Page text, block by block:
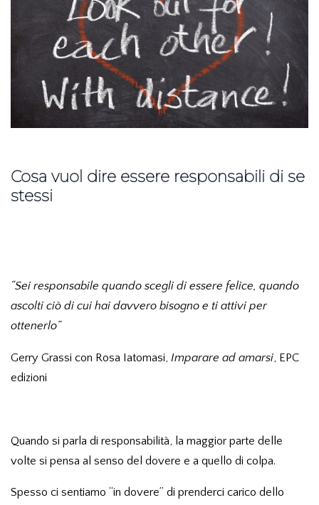
Cosa vuol dire essere responsabili di se
stessi
“Sei responsabile quando scegli di essere felice, quando
ascolti ciò di cui hai davvero bisogno e ti attivi per
ottenerlo”
Gerry Grassi con Rosa Iatomasi, Imparare ad amarsi, EPC
edizioni
Quando si parla di responsabilità, la maggior parte delle
volte si pensa al senso del dovere e a quello di colpa.
Spesso ci sentiamo “in dovere” di prenderci carico dello